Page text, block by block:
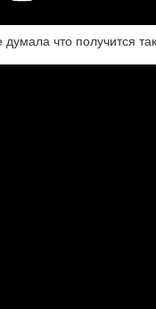
что получится